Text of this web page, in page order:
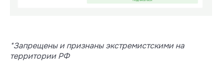
*Запрещены и признаны экстремистскими на
территории РФ